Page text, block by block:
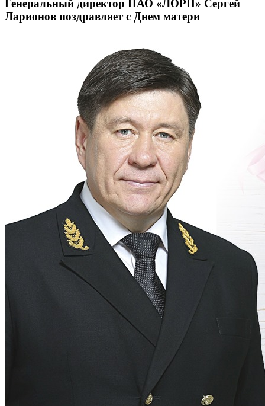
Генеральный директор ПАО «ЛОРП» Сергей
Ларионов поздравляет с Днем матери